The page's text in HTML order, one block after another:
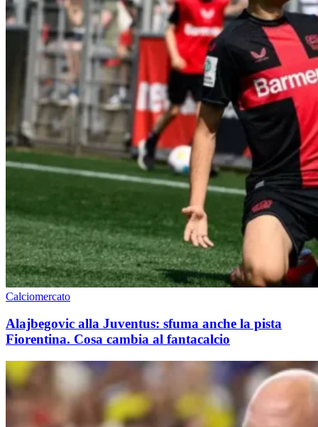
Calciomercato
Alajbegovic alla Juventus: sfuma anche la pista
Fiorentina. Cosa cambia al fantacalcio